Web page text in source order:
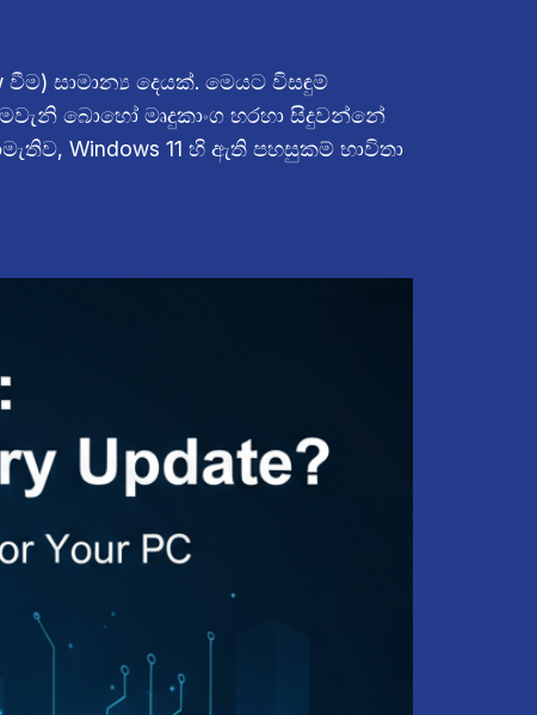
සාමාන්‍ය දෙයක්. මෙයට විසඳුම්
බොහෝ මෘදුකාංග හරහා සිදුවන්නේ
Windows 11 හි ඇති පහසුකම් භාවිතා